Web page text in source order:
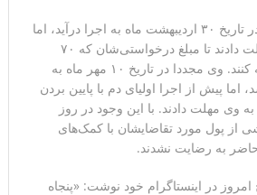
این حکم ابتدا قرار بود در تاریخ ۳۰ اردیبهشت ماه به اجرا درآید، اما
خانواده شکات به او مهلت دادند تا مبلغ درخواستی‌شان که ۷۰
میلیارد تومان بود را تهیه کنند. وی مجددا در تاریخ ۱۰ مهر ماه به
اما پیش از اجرا اولیای دم با پایین بردن
تومان به وی مهلت دادند. با این وجود در روز
از پول مورد تقاضایشان با کمک‌های
به رضایت نشدند.
در اینستاگرام خود نوشت: «پنجاه